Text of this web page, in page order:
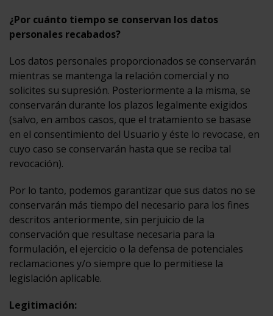
¿Por cuánto tiempo se conservan los datos
personales recabados?
Los datos personales proporcionados se conservarán
mientras se mantenga la relación comercial y no
solicites su supresión. Posteriormente a la misma, se
conservarán durante los plazos legalmente exigidos
(salvo, en ambos casos, que el tratamiento se basase
en el consentimiento del Usuario y éste lo revocase, en
cuyo caso se conservarán hasta que se reciba tal
revocación).
Por lo tanto, podemos garantizar que sus datos no se
conservarán más tiempo del necesario para los fines
descritos anteriormente, sin perjuicio de la
conservación que resultase necesaria para la
formulación, el ejercicio o la defensa de potenciales
reclamaciones y/o siempre que lo permitiese la
legislación aplicable.
Legitimación: